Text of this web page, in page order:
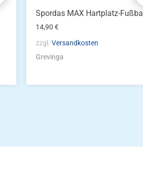
Spordas MAX Hartplatz-Fußball
14,90€
zzgl.Versandkosten
Grevinga